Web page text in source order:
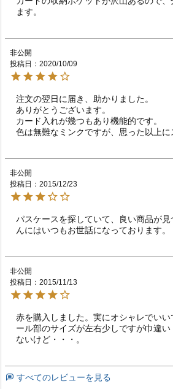
ます。
非公開
投稿日
2020/10/09
注文の翌日に届き、助かりました。
ありがとうございます。
カード入れが幾つもあり機能的です。
非公開
投稿日
2015/12/23
パスケースを探していて、良い商品が見
んにはいつもお世話になっております。
非公開
投稿日
2015/11/13
赤を購入しました。実にオシャレでい
ール部のサイズが左右少しですが巾違
ないけど・・・。
すべてのレビューを見る